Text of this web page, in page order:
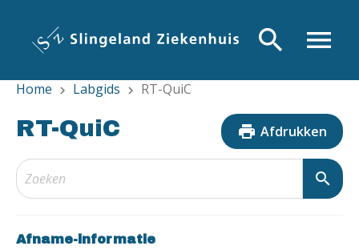
inhoud
menu
search
Home chevron_right Labgids chevron_right RT-QuiC
RT-QuiC print Afdrukken
search
Afname-informatie